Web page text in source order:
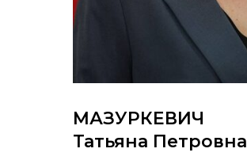
МАЗУРКЕВИЧ
Татьяна Петровна